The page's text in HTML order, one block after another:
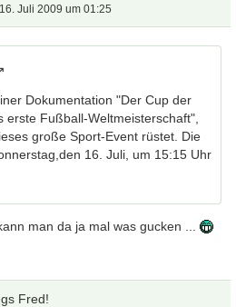
16. Juli 2009 um 01:25
Dokumentation "Der Cup der
erste Fußball-Weltmeisterschaft",
große Sport-Event rüstet. Die
16. Juli, um 15:15 Uhr
man da ja mal was gucken ...
Fred!